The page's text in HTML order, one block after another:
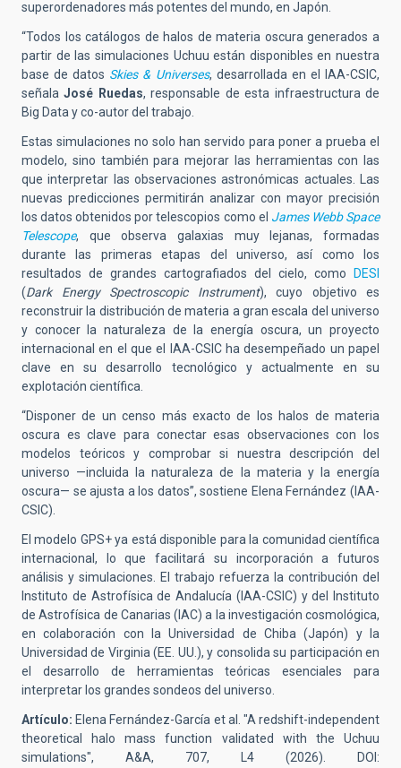
superordenadores más potentes del mundo, en Japón.
“Todos los catálogos de halos de materia oscura generados a
partir de las simulaciones Uchuu están disponibles en nuestra
base de datos Skies & Universes, desarrollada en el IAA-CSIC,
señalaJosé Ruedas, responsable de esta infraestructura de
Big Data y co-autor del trabajo.
Estas simulaciones no solo han servido para poner a prueba el
modelo, sino también para mejorar las herramientas con las
que interpretar las observaciones astronómicas actuales. Las
nuevas predicciones permitirán analizar con mayor precisión
los datos obtenidos por telescopios como el James Webb Space
Telescope, que observa galaxias muy lejanas, formadas
durante las primeras etapas del universo, así como los
resultados de grandes cartografiados del cielo, como
DESI
(Dark Energy Spectroscopic Instrument), cuyo objetivo es
reconstruir la distribución de materia a gran escala del universo
y conocer la naturaleza de la energía oscura, un proyecto
internacional en el que el IAA-CSIC ha desempeñado un papel
clave en su desarrollo tecnológico y actualmente en su
explotación científica.
“Disponer de un censo más exacto de los halos de materia
oscura es clave para conectar esas observaciones con los
modelos teóricos y comprobar si nuestra descripción del
universo —incluida la naturaleza de la materia y la energía
oscura— se ajusta a los datos”, sostiene Elena Fernández (IAA-
CSIC).
El modelo GPS+ ya está disponible para la comunidad científica
internacional, lo que facilitará su incorporación a futuros
análisis y simulaciones. El trabajo refuerza la contribución del
Instituto de Astrofísica de Andalucía (IAA-CSIC) y del Instituto
de Astrofísica de Canarias (IAC) a la investigación cosmológica,
en colaboración con la Universidad de Chiba (Japón) y la
Universidad de Virginia (EE. UU.), y consolida su participación en
el desarrollo de herramientas teóricas esenciales para
interpretar los grandes sondeos del universo.
Artículo: Elena Fernández-García et al. "A redshift-independent
theoretical halo mass function validated with the Uchuu
simulations", A&A, 707, L4 (2026). DOI: